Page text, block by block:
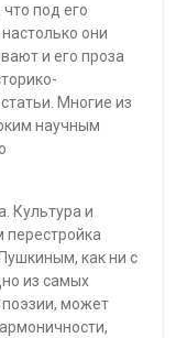
под его
они
и его проза
Многие из
научным
Культура и
перестройка
как ни с
из самых
поэзии, может